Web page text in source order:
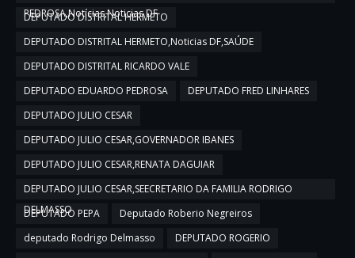
PEDROSA,Notícias,Noticias DF
DEPUTADO DISTRITAL HERMETO
DEPUTADO DISTRITAL HERMETO,Noticias DF,SAÚDE
DEPUTADO DISTRITAL RICARDO VALE
DEPUTADO EDUARDO PEDROSA
DEPUTADO FRED LINHARES
DEPUTADO JULIO CESAR
DEPUTADO JULIO CESAR,GOVERNADOR IBANES
DEPUTADO JULIO CESAR,RENATA DAGUIAR
DEPUTADO JULIO CESAR,SEECRETARIO DA FAMILIA RODRIGO
DELMASSO
DEPUTADO PEPA
Deputado Roberio Negreiros
deputado Rodrigo Delmasso
DEPUTADO ROGERIO